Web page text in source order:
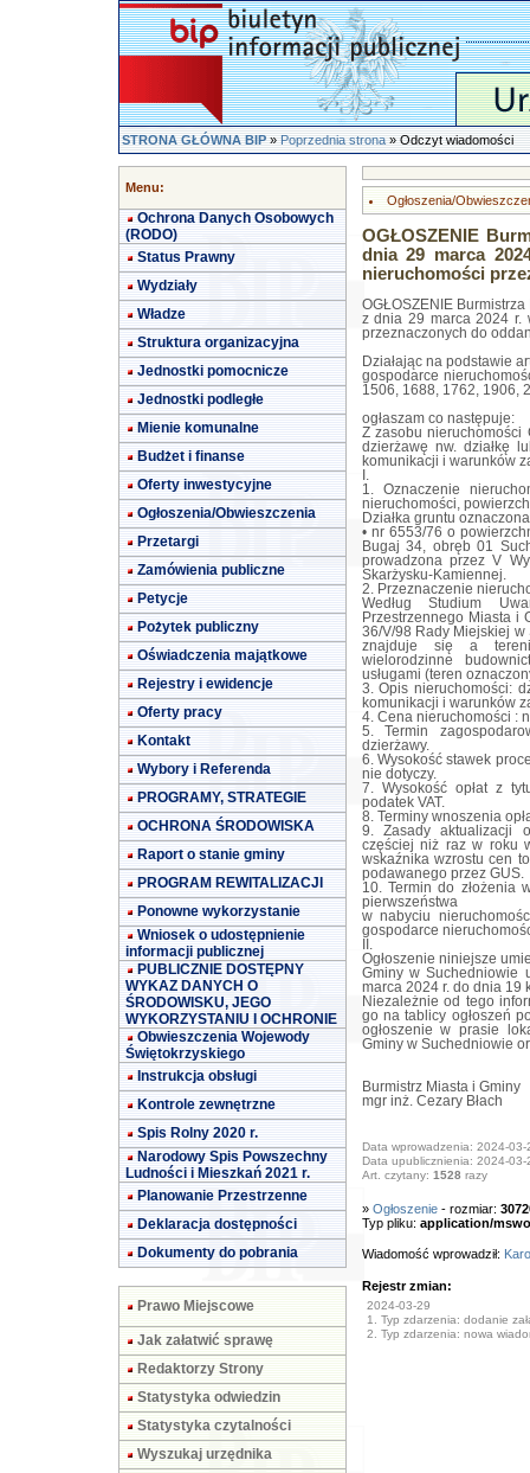
STRONA GŁÓWNA BIP»Poprzednia strona» Odczyt wiadomości
Menu:
Ochrona Danych Osobowych
(RODO)
Status Prawny
Wydziały
Władze
Struktura organizacyjna
Jednostki pomocnicze
Jednostki podległe
Mienie komunalne
Budżet i finanse
Oferty inwestycyjne
Ogłoszenia/Obwieszczenia
Przetargi
Zamówienia publiczne
Petycje
Pożytek publiczny
Oświadczenia majątkowe
Rejestry i ewidencje
Oferty pracy
Kontakt
Wybory i Referenda
PROGRAMY, STRATEGIE
OCHRONA ŚRODOWISKA
Raport o stanie gminy
PROGRAM REWITALIZACJI
Ponowne wykorzystanie
Wniosek o udostępnienie
informacji publicznej
PUBLICZNIE DOSTĘPNY
WYKAZ DANYCH O
ŚRODOWISKU, JEGO
WYKORZYSTANIU I OCHRONIE
Obwieszczenia Wojewody
Świętokrzyskiego
Instrukcja obsługi
Kontrole zewnętrzne
Spis Rolny 2020 r.
Narodowy Spis Powszechny
Ludności i Mieszkań 2021 r.
Planowanie Przestrzenne
Deklaracja dostępności
Dokumenty do pobrania
Prawo Miejscowe
Jak załatwić sprawę
Redaktorzy Strony
Statystyka odwiedzin
Statystyka czytalności
Wyszukaj urzędnika
Ogłoszenia/
OGŁOSZENIE
dnia 29 marca
nieruchomości
OGŁOSZENIE
z dnia 29 marca 2024 r.
przeznaczonych do
Działając na podstawie
gospodarce
1506, 1688, 1762, 1906,
ogłaszam co następuje:
Z zasobu nieruchomości
dzierżawę nw. działkę
komunikacji i warunków
1. Oznaczenie
nieruchomości,
Działka gruntu
• nr 6553/76 o
Bugaj 34, obręb 01
prowadzona przez V
Skarżysku-Kamiennej.
2. Przeznaczenie
Według Studium
Przestrzennego Miasta i
36/V/98 Rady Miejskiej w
znajduje się a
wielorodzinne
usługami (teren
3. Opis nieruchomości:
komunikacji i warunków
4. Cena nieruchomości :
5. Termin
dzierżawy.
6. Wysokość stawek
nie dotyczy.
7. Wysokość opłat z
podatek VAT.
8. Terminy wnoszenia
9. Zasady aktualizacji
częściej niż raz w roku
wskaźnika wzrostu cen
podawanego przez GUS.
10. Termin do złożenia
pierwszeństwa
w nabyciu
gospodarce
Ogłoszenie niniejsze
Gminy w
marca 2024 r. do dnia 19
Niezależnie od tego
go na tablicy ogłoszeń
ogłoszenie w prasie
Gminy w Suchedniowie
Burmistrz Miasta i Gminy
mgr inż. Cezary Błach
Data wprowadzenia: 2024-03-
Data upublicznienia: 2024-03-
Art. czytany: 1528 razy
» Ogłoszenie- rozmiar:
Typ pliku: application/
Wiadomość wprowadził:
Rejestr zmian:
2024-03-29
1. Typ zdarzenia: dodanie
2. Typ zdarzenia: nowa